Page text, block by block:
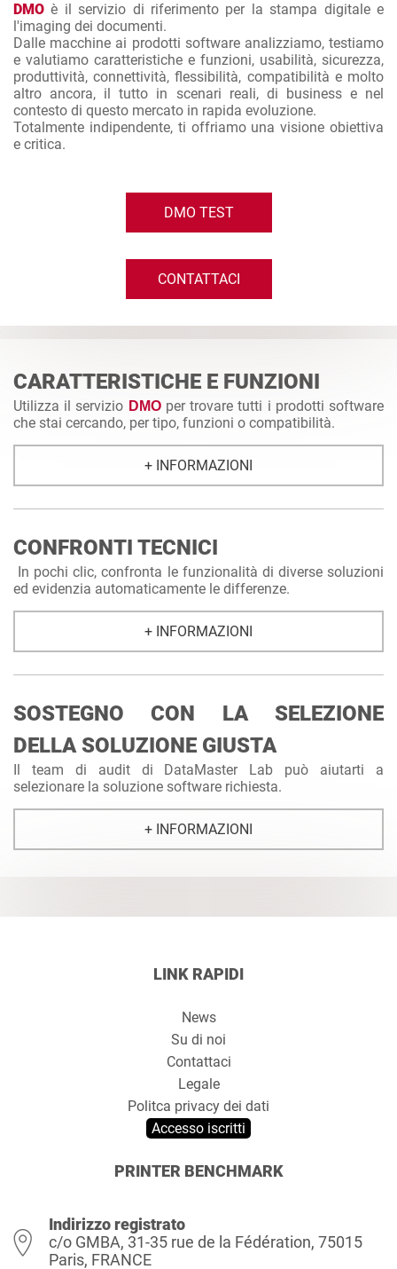
DMO è il servizio di riferimento per la stampa digitale e
l'imaging dei documenti.
Dalle macchine ai prodotti software analizziamo, testiamo
e valutiamo caratteristiche e funzioni, usabilità, sicurezza,
produttività, connettività, flessibilità, compatibilità e molto
altro ancora, il tutto in scenari reali, di business e nel
contesto di questo mercato in rapida evoluzione.
Totalmente indipendente, ti offriamo una visione obiettiva
e critica.
DMO TEST
CONTATTACI
CARATTERISTICHE E FUNZIONI
Utilizza il servizio DMO per trovare tutti i prodotti software
che stai cercando, per tipo, funzioni o compatibilità.
+ INFORMAZIONI
CONFRONTI TECNICI
In pochi clic, confronta le funzionalità di diverse soluzioni
ed evidenzia automaticamente le differenze.
+ INFORMAZIONI
SOSTEGNO CON LA SELEZIONE
DELLA SOLUZIONE GIUSTA
Il team di audit di DataMaster Lab può aiutarti a
selezionare la soluzione software richiesta.
+ INFORMAZIONI
LINK RAPIDI
News
Su di noi
Contattaci
Legale
Politca privacy dei dati
Accesso iscritti
PRINTER BENCHMARK
Indirizzo registrato
c/o GMBA, 31-35 rue de la Fédération, 75015
Paris, FRANCE